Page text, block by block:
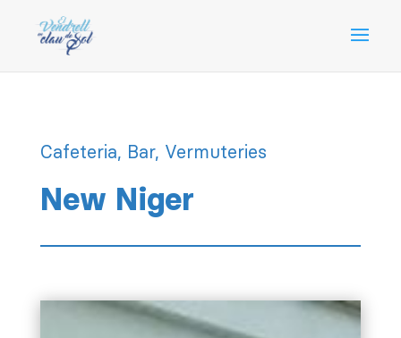
Cafeteria, Bar, Vermuteries
New Niger